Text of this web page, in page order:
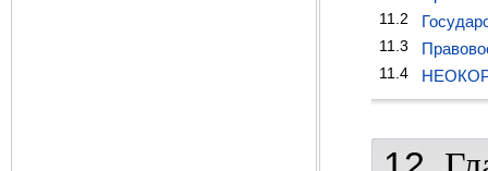
11.2
11.3
11.4